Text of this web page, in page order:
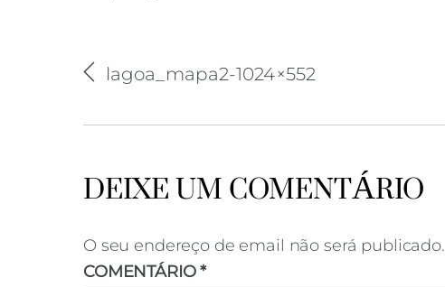
lagoa_mapa2-1024×552
DEIXE UM COMENTÁRIO
O seu endereço de email não será publicado.
COMENTÁRIO*